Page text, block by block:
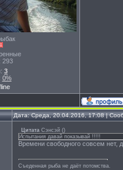
293
3
0%
Дата: Среда, 20.04.2016, 17:08 |
Цитата Сэнсэй ()
Испытания давай показывай !!!!!
Времени свободного совсем нет,
Съеденная рыба не даёт потомства.